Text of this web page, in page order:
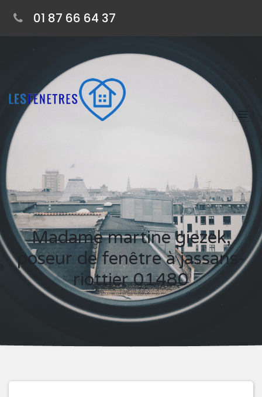
01 87 66 64 37
Madame martine giezek,
poseur de fenêtre à jassans-
riottier 01480